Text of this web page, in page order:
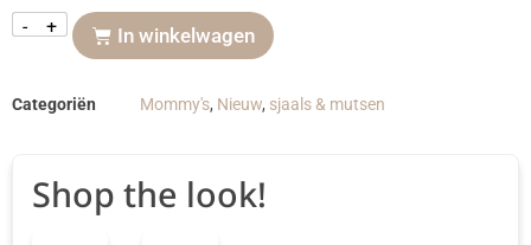
- + In winkelwagen
Categoriën Mommy's, Nieuw, sjaals & mutsen
Shop the look!